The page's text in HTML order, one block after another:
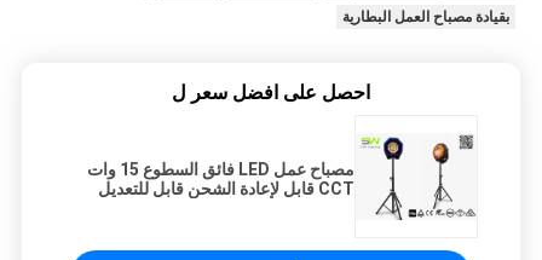
بقيادة مصباح العمل البطارية
احصل على افضل سعر ل
مصباح عمل LED فائق السطوع 15 وات
CCT قابل لإعادة الشحن قابل للتعديل